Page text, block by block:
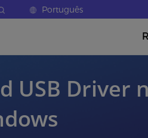
Português
USB Driver